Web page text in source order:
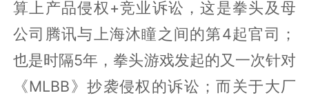
算上产品侵权+竞业诉讼，这是拳头及母
公司腾讯与上海沐瞳之间的第4起官司；
也是时隔5年，拳头游戏发起的又一次针对
《MLBB》抄袭侵权的诉讼；而关于大厂